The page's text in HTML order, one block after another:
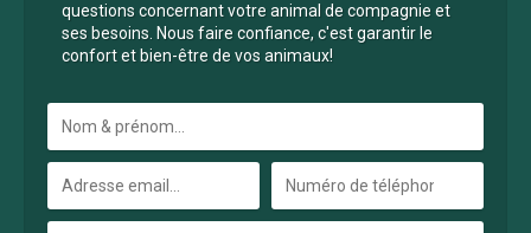
questions concernant votre animal de compagnie et
ses besoins. Nous faire confiance, c'est garantir le
confort et bien-être de vos animaux!